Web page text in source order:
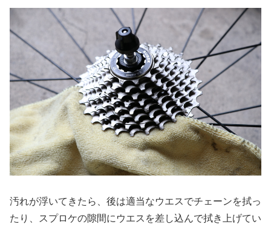
汚れが浮いてきたら、後は適当なウエスでチェーンを拭っ
たり、スプロケの隙間にウエスを差し込んで拭き上げてい